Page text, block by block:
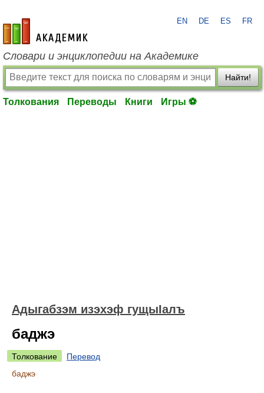
academic.ru
EN DE ES FR
Словари и энциклопедии на Академике
Найти!
Толкования Переводы Книги Игры ⚽
Адыгабзэм изэхэф гущыIалъ
баджэ
Толкование
Перевод
баджэ